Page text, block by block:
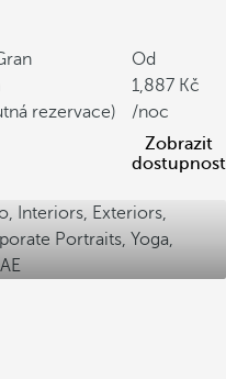
rezervace)
Od
1,887
/noc
Zobrazit
dostupnost